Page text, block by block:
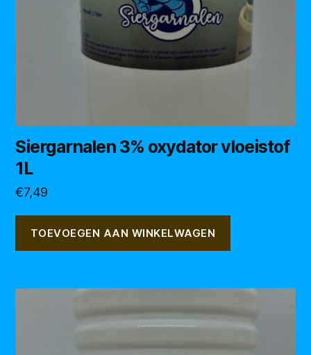
Siergarnalen 3% oxydator vloeistof
1L
€7,49
TOEVOEGEN AAN WINKELWAGEN